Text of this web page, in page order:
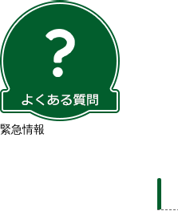
緊急情報